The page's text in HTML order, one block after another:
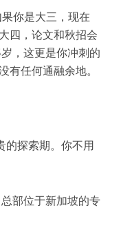
你是大三，现在
四，论文和秋招会
，这更是你冲刺的
有任何通融余地。
的探索期。你不用
部位于新加坡的专